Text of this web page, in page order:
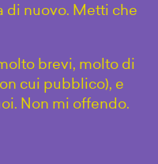
di nuovo. Metti che
brevi, molto di
cui pubblico), e
Non mi offendo.